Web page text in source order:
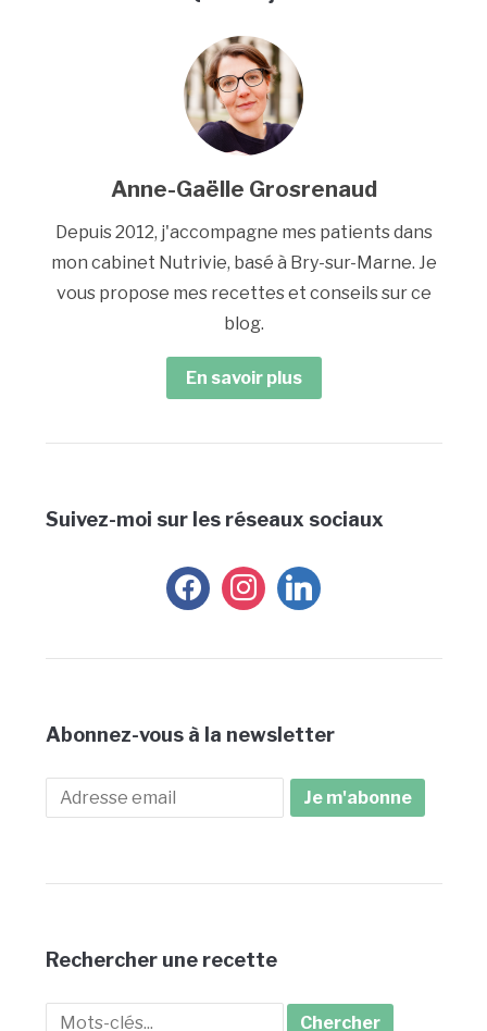
Anne-Gaëlle Grosrenaud
Depuis 2012, j'accompagne mes patients dans
mon cabinet Nutrivie, basé à Bry-sur-Marne. Je
vous propose mes recettes et conseils sur ce
blog.
En savoir plus
Suivez-moi sur les réseaux sociaux
facebookinstagramlinkedin
Abonnez-vous à la newsletter
Rechercher une recette
Search